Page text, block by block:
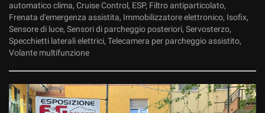
automatico clima, Cruise Control, ESP, Filtro antiparticolato,
Frenata d'emergenza assistita, Immobilizzatore elettronico, Isofix,
Sensore di luce, Sensori di parcheggio posteriori, Servosterzo,
Specchietti laterali elettrici, Telecamera per parcheggio assistito,
Volante multifunzione